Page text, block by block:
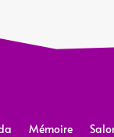
Mémoire